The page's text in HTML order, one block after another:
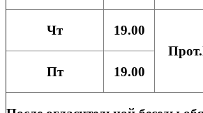
Чт
19.00
Пт
19.00